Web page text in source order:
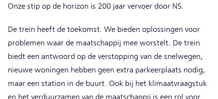
Onze stip op de horizon is 200 jaar vervoer door NS.
De trein heeft de toekomst. We bieden oplossingen voor
problemen waar de maatschappij mee worstelt. De trein
biedt een antwoord op de verstopping van de snelwegen,
nieuwe woningen hebben geen extra parkeerplaats nodig,
maar een station in de buurt. Ook bij het klimaatvraagstuk
en het verduurzamen van de maatschappij is een rol voor